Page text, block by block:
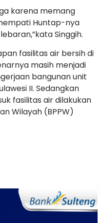
karena memang
Huntap-nya
Singgih.
fasilitas air bersih di
masih menjadi
bangunan unit
II. Sedangkan
fasilitas air dilakukan
Wilayah (BPPW)